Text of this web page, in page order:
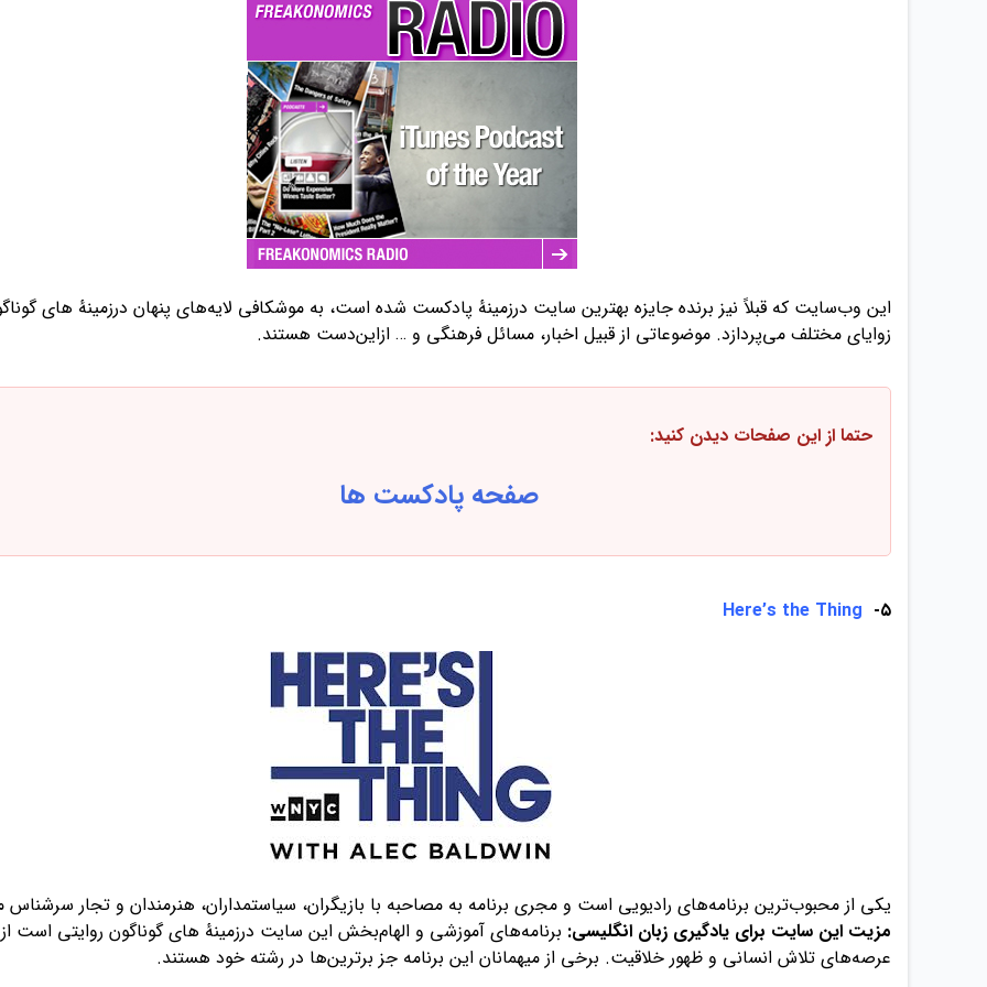
این وب‌سایت که قبلاً نیز برنده جایزه بهترین سایت درزمینهٔ پادکست شده است، به موشکافی لایه‌های پنهان درزمینهٔ های
زوایای مختلف می‌پردازد. موضوعاتی از قبیل اخبار، مسائل فرهنگی و … ازاین‌دست هستند.
حتما از این صفحات دیدن کنید:
صفحه پادکست ها
۵- Here’s the Thing
یکی از محبوب‌ترین برنامه‌های رادیویی است و مجری برنامه به مصاحبه با بازیگران، سیاستمداران، هنرمندان و تجار سرشناس
مزیت این سایت برای یادگیری زبان انگلیسی: برنامه‌های آموزشی و الهام‌بخش این سایت درزمینهٔ های گوناگون روایتی است از
عرصه‌های تلاش انسانی و ظهور خلاقیت. برخی از میهمانان این برنامه جز برترین‌ها در رشته خود هستند.